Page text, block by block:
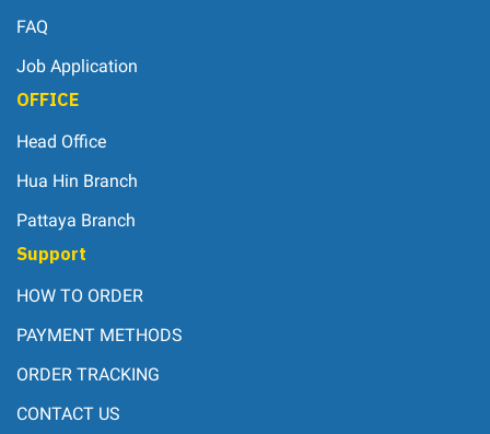
FAQ
Job Application
OFFICE
Head Office
Hua Hin Branch
Pattaya Branch
Support
HOW TO ORDER
PAYMENT METHODS
ORDER TRACKING
CONTACT US